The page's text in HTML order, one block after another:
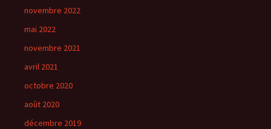
novembre 2022
mai 2022
novembre 2021
avril 2021
octobre 2020
août 2020
décembre 2019